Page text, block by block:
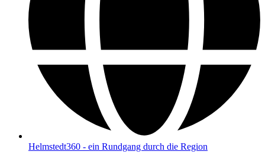
Helmstedt360 - ein Rundgang durch die Region